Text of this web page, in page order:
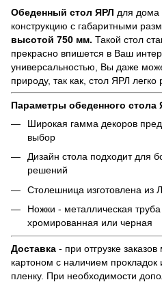
Обеденный стол ЯРЛ для дома
конструкцию с габаритными
высотой 750 мм. Такой стол
прекрасно впишется в Ваш
универсальностью, Вы даже
природу, так как, стол ЯРЛ
Параметры обеденного стола
Широкая гамма декоров
выбор
Дизайн стола подходит для
решений
Столешница изготовлена
Ножки - металлическая
хромированная или черная
Доставка - при отгрузке
картоном с наличием прокладок
пленку. При необходимости